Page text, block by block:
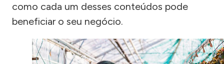
como cada um desses conteúdos pode
beneficiar o seu negócio.